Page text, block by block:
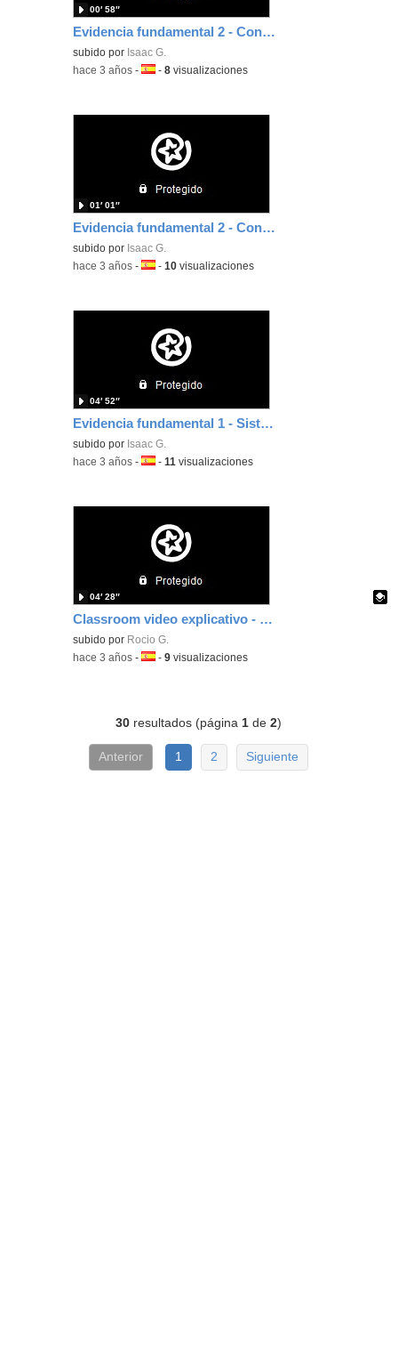
Evidencia fundamental 2 - Contenido digital 2
subido por Isaac G.
00′ 58″
-hace 3 años -Idioma:
-8 visualizaciones
Evidencia fundamental 2 - Contenido digital 1
subido por Isaac G.
01′ 01″
-hace 3 años -Idioma:
-10 visualizaciones
Evidencia fundamental 1 - Sistemas de gestión de aprendizaje
subido por Isaac G.
04′ 52″
-hace 3 años -Idioma:
-11 visualizaciones
Classroom video explicativo - Rocío González
Contenido educativo.
subido por Rocio G.
04′ 28″
-hace 3 años -Idioma:
-9 visualizaciones
30 resultados (página 1 de2)
Anterior 1 2 Siguiente